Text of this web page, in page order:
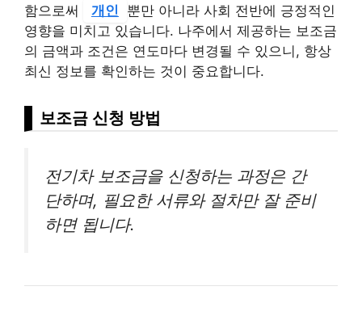
함으로써
개인
뿐만 아니라 사회 전반에 긍정적인
영향을 미치고 있습니다. 나주에서 제공하는 보조금
의 금액과 조건은 연도마다 변경될 수 있으니, 항상
최신 정보를 확인하는 것이 중요합니다.
보조금 신청 방법
전기차 보조금을 신청하는 과정은 간
단하며, 필요한 서류와 절차만 잘 준비
하면 됩니다.